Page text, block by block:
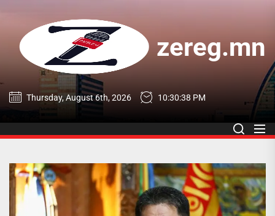
content
zereg.mn
zereg.mn
Thursday, August 6th, 2026 10:30:38 PM